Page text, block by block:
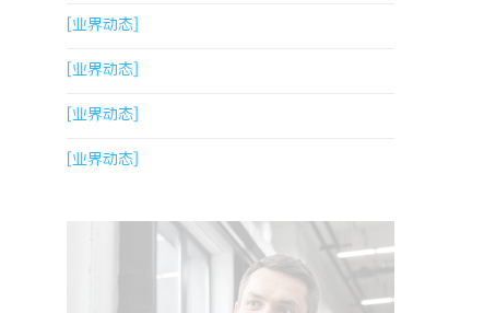
[业界动态]
[业界动态]
[业界动态]
[业界动态]